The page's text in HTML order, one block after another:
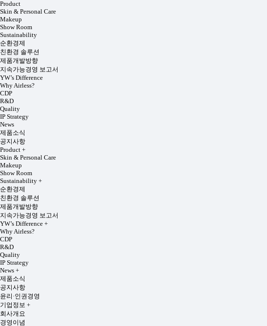
Product
Skin & Personal Care
Makeup
Show Room
Sustainability
순환경제
친환경 솔루션
제품개발방향
지속가능경영 보고서
YW’s Difference
Why Airless?
CDP
R&D
Quality
IP Strategy
News
제품소식
공지사항
Product +
Skin & Personal Care
Makeup
Show Room
Sustainability +
순환경제
친환경 솔루션
제품개발방향
지속가능경영 보고서
YW’s Difference +
Why Airless?
CDP
R&D
Quality
IP Strategy
News +
제품소식
공지사항
윤리·인권경영
기업정보 +
회사개요
경영이념